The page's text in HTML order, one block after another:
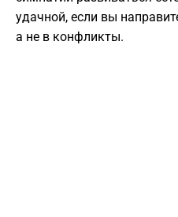
удачной, если вы
а не в конфликты.